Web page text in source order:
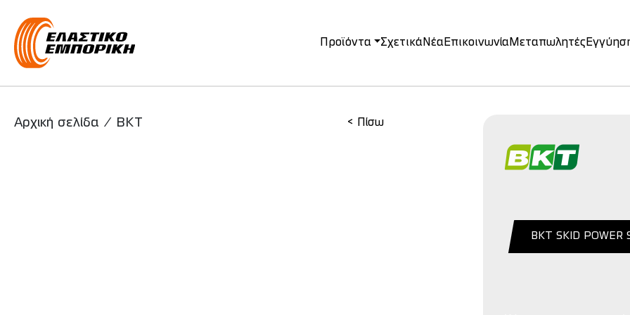
Main Navigation
Προϊόντα Σχετικά Νέα Επικοινωνία Μεταπωλητές
Αρχική σελίδα / BKT < Πίσω
BKT SKID POWER